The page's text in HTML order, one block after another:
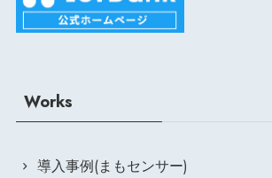
Works
導入事例(まもセンサー)